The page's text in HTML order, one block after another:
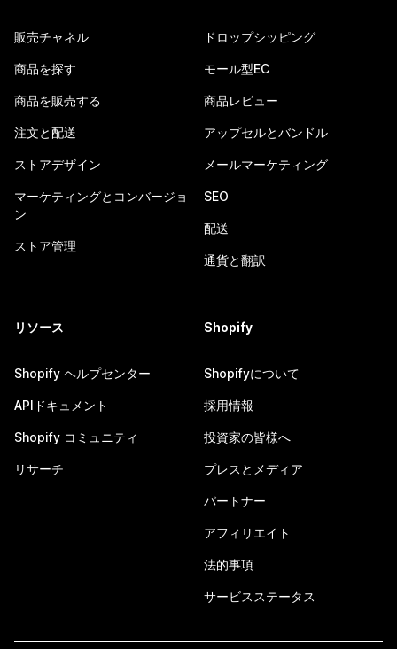
販売チャネル
商品を探す
商品を販売する
注文と配送
ストアデザイン
マーケティングとコンバージョ
ン
ストア管理
ドロップシッピング
モール型EC
商品レビュー
アップセルとバンドル
メールマーケティング
SEO
配送
通貨と翻訳
リソース
Shopify ヘルプセンター
APIドキュメント
Shopify コミュニティ
リサーチ
Shopify
Shopifyについて
採用情報
投資家の皆様へ
プレスとメディア
パートナー
アフィリエイト
法的事項
サービスステータス